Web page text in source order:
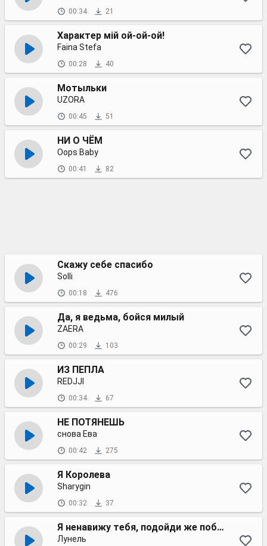
00:34 21
Характер мій ой-ой-ой!
Faina Stefa
00:28 40
Мотыльки
UZORA
00:45 51
НИ О ЧЁМ
Oops Baby
00:41 82
Скажу себе спасибо
Solli
00:18 476
Да, я ведьма, бойся милый
ZAERA
00:29 103
ИЗ ПЕПЛА
REDJJI
00:34 67
НЕ ПОТЯНЕШЬ
снова Ева
00:42 275
Я Королева
Sharygin
00:32 37
Я ненавижу тебя, подойди же поближе
Лунель